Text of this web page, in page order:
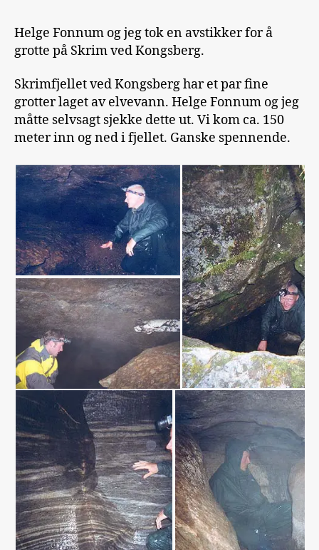
Helge Fonnum og jeg tok en avstikker for å
grotte på Skrim ved Kongsberg.
Skrimfjellet ved Kongsberg har et par fine
grotter laget av elvevann. Helge Fonnum og jeg
måtte selvsagt sjekke dette ut. Vi kom ca. 150
meter inn og ned i fjellet. Ganske spennende.